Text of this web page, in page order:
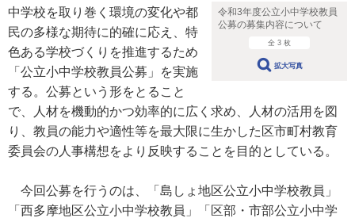
令和3年度公立小中学校教員
公募の募集内容について
全 3 枚
拡大写真
中学校を取り巻く環境の変化や都
民の多様な期待に的確に応え、特
色ある学校づくりを推進するため
「公立小中学校教員公募」を実施
する。公募という形をとること
で、人材を機動的かつ効率的に広く求め、人材の活用を図
り、教員の能力や適性等を最大限に生かした区市町村教育
委員会の人事構想をより反映することを目的としている。
今回公募を行うのは、「島しょ地区公立小中学校教員」
「西多摩地区公立小中学校教員」「区部・市部公立小中学